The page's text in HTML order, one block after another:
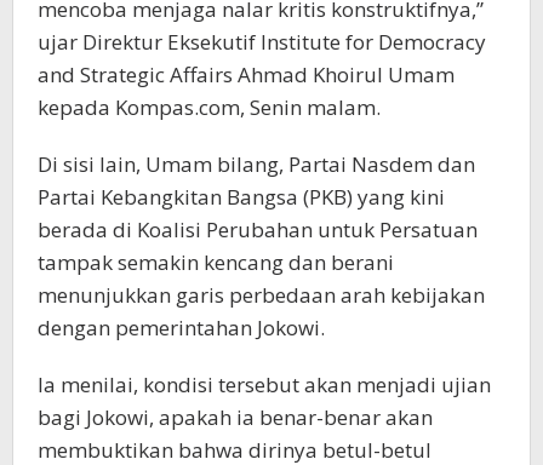
mencoba menjaga nalar kritis konstruktifnya,”
ujar Direktur Eksekutif Institute for Democracy
and Strategic Affairs Ahmad Khoirul Umam
kepada Kompas.com, Senin malam.
Di sisi lain, Umam bilang, Partai Nasdem dan
Partai Kebangkitan Bangsa (PKB) yang kini
berada di Koalisi Perubahan untuk Persatuan
tampak semakin kencang dan berani
menunjukkan garis perbedaan arah kebijakan
dengan pemerintahan Jokowi.
Ia menilai, kondisi tersebut akan menjadi ujian
bagi Jokowi, apakah ia benar-benar akan
membuktikan bahwa dirinya betul-betul